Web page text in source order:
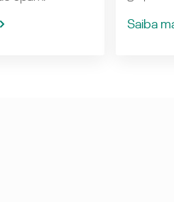
Saiba